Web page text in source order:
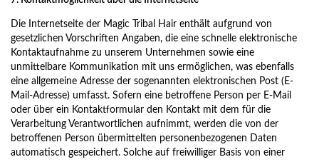
Die Internetseite der Magic Tribal Hair enthält aufgrund von
gesetzlichen Vorschriften Angaben, die eine schnelle elektronische
Kontaktaufnahme zu unserem Unternehmen sowie eine
unmittelbare Kommunikation mit uns ermöglichen, was ebenfalls
eine allgemeine Adresse der sogenannten elektronischen Post (E-
Mail-Adresse) umfasst. Sofern eine betroffene Person per E-Mail
oder über ein Kontaktformular den Kontakt mit dem für die
Verarbeitung Verantwortlichen aufnimmt, werden die von der
betroffenen Person übermittelten personenbezogenen Daten
automatisch gespeichert. Solche auf freiwilliger Basis von einer